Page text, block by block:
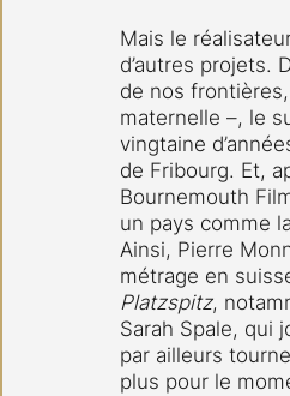
Mais le
d’autres projets.
de nos
maternelle –, le
vingtaine
de Fribourg. Et,
Bournemouth
un pays comme
Ainsi, Pierre
métrage en
Platzspitz,
Sarah Spale, qui
par ailleurs
plus pour le